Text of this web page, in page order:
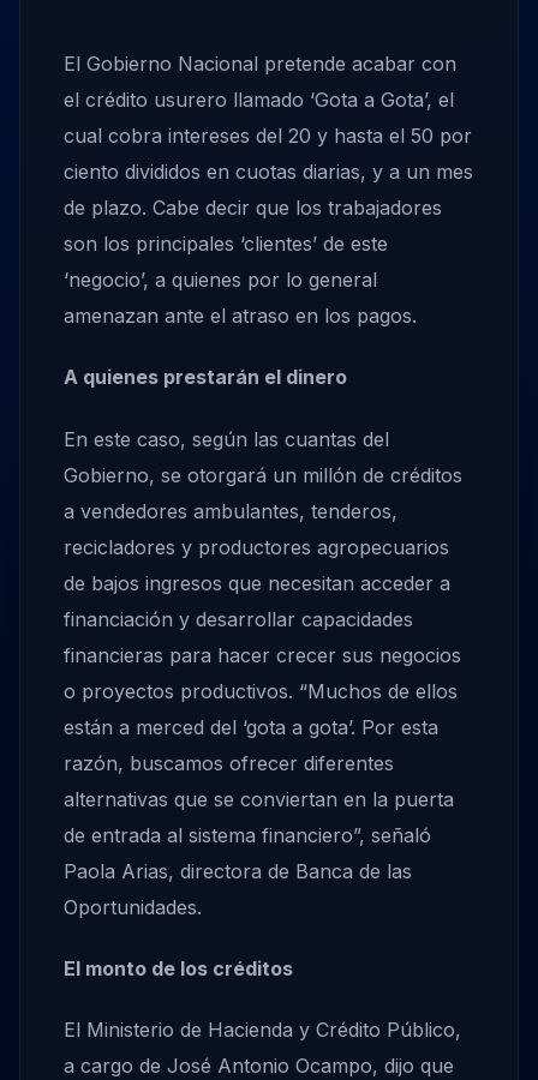
El Gobierno Nacional pretende acabar con
el crédito usurero llamado ‘Gota a Gota’, el
cual cobra intereses del 20 y hasta el 50 por
ciento divididos en cuotas diarias, y a un mes
de plazo. Cabe decir que los trabajadores
son los principales ‘clientes’ de este
‘negocio’, a quienes por lo general
amenazan ante el atraso en los pagos.
A quienes prestarán el dinero
En este caso, según las cuantas del
Gobierno, se otorgará un millón de créditos
a vendedores ambulantes, tenderos,
recicladores y productores agropecuarios
de bajos ingresos que necesitan acceder a
financiación y desarrollar capacidades
financieras para hacer crecer sus negocios
o proyectos productivos. “Muchos de ellos
están a merced del ‘gota a gota’. Por esta
razón, buscamos ofrecer diferentes
alternativas que se conviertan en la puerta
de entrada al sistema financiero”, señaló
Paola Arias, directora de Banca de las
Oportunidades.
El monto de los créditos
El Ministerio de Hacienda y Crédito Público,
a cargo de José Antonio Ocampo, dijo que